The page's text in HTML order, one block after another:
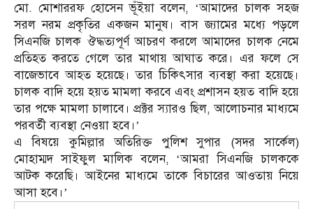
মো. মোশাররফ হোসেন ভূঁইয়া বলেন, ‘আমাদের চালক সহজ
সরল নরম প্রকৃতির একজন মানুষ। বাস জ্যামের মধ্যে পড়লে
সিএনজি চালক ঔদ্ধত্যপূর্ণ আচরণ করলে আমাদের চালক নেমে
প্রতিহত করতে গেলে তার মাথায় আঘাত করে। এর ফলে সে
বাজেভাবে আহত হয়েছে। তার চিকিৎসার ব্যবস্থা করা হয়েছে।
চালক বাদি হয়ে হয়ত মামলা করবে এবং প্রশাসন হয়ত বাদি হয়ে
তার পক্ষে মামলা চালাবে। প্রক্টর স্যারও ছিল, আলোচনার মাধ্যমে
পরবর্তী ব্যবস্থা নেওয়া হবে।’
এ বিষয়ে কুমিল্লার অতিরিক্ত পুলিশ সুপার (সদর সার্কেল)
মোহাম্মদ সাইফুল মালিক বলেন, ‘আমরা সিএনজি চালককে
আটক করেছি। আইনের মাধ্যমে তাকে বিচারের আওতায় নিয়ে
আসা হবে।’